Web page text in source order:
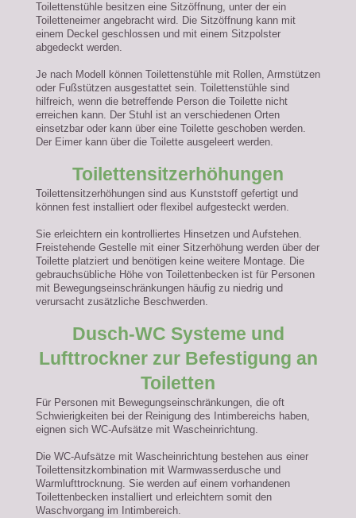
Toilettenstühle besitzen eine Sitzöffnung, unter der ein
Toiletteneimer angebracht wird. Die Sitzöffnung kann mit
einem Deckel geschlossen und mit einem Sitzpolster
abgedeckt werden.
Je nach Modell können Toilettenstühle mit Rollen, Armstützen
oder Fußstützen ausgestattet sein. Toilettenstühle sind
hilfreich, wenn die betreffende Person die Toilette nicht
erreichen kann. Der Stuhl ist an verschiedenen Orten
einsetzbar oder kann über eine Toilette geschoben werden.
Der Eimer kann über die Toilette ausgeleert werden.
Toilettensitzerhöhungen
Toilettensitzerhöhungen sind aus Kunststoff gefertigt und
können fest installiert oder flexibel aufgesteckt werden.
Sie erleichtern ein kontrolliertes Hinsetzen und Aufstehen.
Freistehende Gestelle mit einer Sitzerhöhung werden über der
Toilette platziert und benötigen keine weitere Montage. Die
gebrauchsübliche Höhe von Toilettenbecken ist für Personen
mit Bewegungseinschränkungen häufig zu niedrig und
verursacht zusätzliche Beschwerden.
Dusch-WC Systeme und
Lufttrockner zur Befestigung an
Toiletten
Für Personen mit Bewegungseinschränkungen, die oft
Schwierigkeiten bei der Reinigung des Intimbereichs haben,
eignen sich WC-Aufsätze mit Wascheinrichtung.
Die WC-Aufsätze mit Wascheinrichtung bestehen aus einer
Toilettensitzkombination mit Warmwasserdusche und
Warmlufttrocknung. Sie werden auf einem vorhandenen
Toilettenbecken installiert und erleichtern somit den
Waschvorgang im Intimbereich.